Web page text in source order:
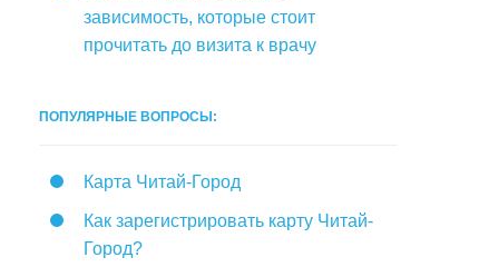
зависимость, которые стоит
прочитать до визита к врачу
ПОПУЛЯРНЫЕ ВОПРОСЫ:
Карта Читай-Город
Как зарегистрировать карту Читай-
Город?